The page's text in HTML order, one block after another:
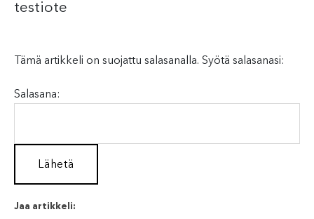
testiote
Tämä artikkeli on suojattu salasanalla. Syötä salasanasi:
Salasana:
Jaa artikkeli: